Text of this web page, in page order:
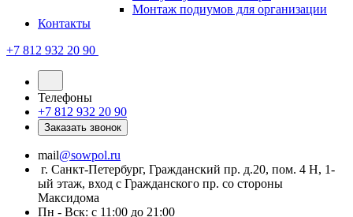
Монтаж подиумов для организации
Контакты
+7 812 932 20 90
Телефоны
+7 812 932 20 90
Заказать звонок
mail@sowpol.ru
г. Санкт-Петербург, Гражданский пр. д.20, пом. 4 Н, 1-
ый этаж, вход с Гражданского пр. со стороны
Максидома
Пн - Вск: с 11:00 до 21:00